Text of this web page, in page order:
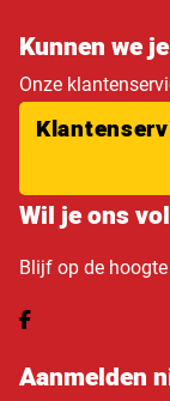
Kunnen we
Onze
Wil je ons
Blijf op de
Aanmelden